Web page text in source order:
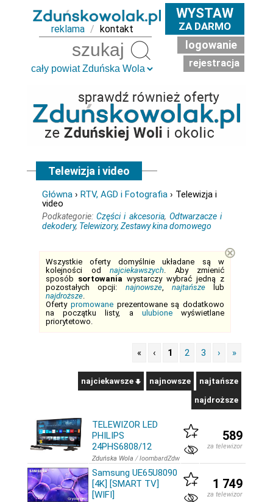
reklama / kontakt
WYSTAW
ZA DARMO
logowanie
rejestracja
Telewizja i video
Główna › RTV, AGD i Fotografia › Telewizja i
video
Podkategorie:Części i akcesoria, Odtwarzacze i
dekodery, Telewizory, Zestawy kina domowego
Wszystkie oferty domyślnie układane są w
kolejności od najciekawszych. Aby zmienić
sposób sortowania wystarczy wybrać jedną z
pozostałych opcji: najnowsze, najtańszelub
najdroższe.
Oferty promowaneprezentowane są dodatkowo
na początku listy, a ulubionewyświetlane
priorytetowo.
⊗
« ‹ 1 2 3 › »
najciekawsze najnowsze najtańsze
najdroższe
TELEWIZOR LED
PHILIPS
24PHS6808/12
Zduńska Wola /loombardZdw
589
za telewizor
Samsung UE65U8090
[4K] [SMART TV]
[WIFI]
1 749
za telewizor